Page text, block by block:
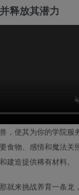
释放其潜力
，使其为你的学院服
食物、感情和魔法关
建造提供稀有材料。
就来挑战养育一条龙